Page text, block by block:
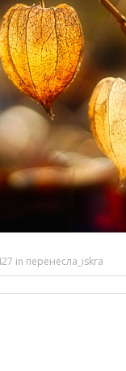
in перенесла_iskra